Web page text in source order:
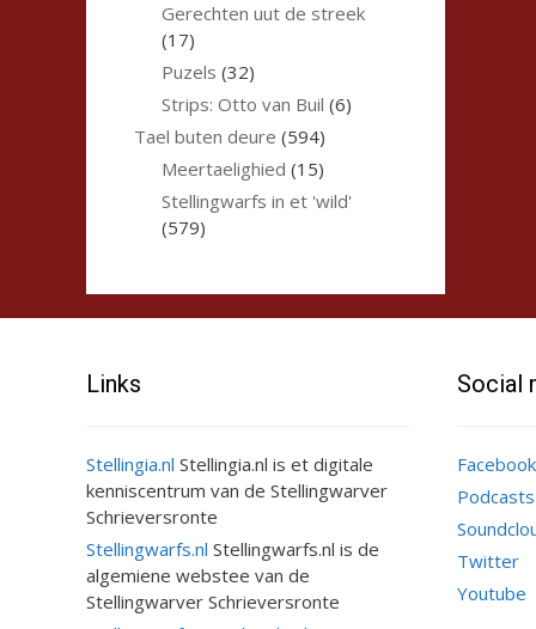
Gerechten uut de streek
(17)
Puzels (32)
Strips: Otto van Buil (6)
Tael buten deure (594)
Meertaelighied (15)
Stellingwarfs in et 'wild'
(579)
Links
Stellingia.nl Stellingia.nl is et digitale
kenniscentrum van de Stellingwarver
Schrieversronte
Stellingwarfs.nl Stellingwarfs.nl is de
algemiene webstee van de
Stellingwarver Schrieversronte
Social
Facebook
Podcasts
Twitter
Youtube